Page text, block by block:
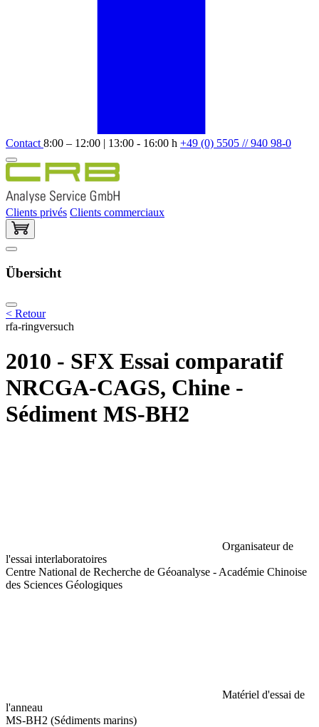
Contact 8:00 – 12:00 | 13:00 - 16:00 h +49 (0) 5505 // 940 98-0
Clients privés Clients commerciaux
Übersicht
< Retour
rfa-ringversuch
2010 - SFX Essai comparatif
NRCGA-CAGS, Chine -
Sédiment MS-BH2
Organisateur de
l'essai interlaboratoires
Centre National de Recherche de Géoanalyse - Académie Chinoise
des Sciences Géologiques
Matériel d'essai de
l'anneau
MS-BH2 (Sédiments marins)